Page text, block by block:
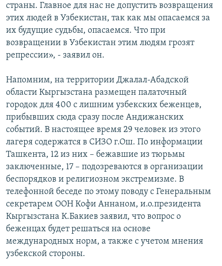
страны. Главное для нас не допустить возвращения
этих людей в Узбекистан, так как мы опасаемся за
их будущие судьбы, опасаемся. Что при
возвращении в Узбекистан этим людям грозят
репрессии», - заявил он.
Напомним, на территории Джалал-Абадской
области Кыргызстана размещен палаточный
городок для 400 с лишним узбекских беженцев,
прибывших сюда сразу после Андижанских
событий. В настоящее время 29 человек из этого
лагеря содержатся в СИЗО г.Ош. По информации
Ташкента, 12 из них – бежавшие из тюрьмы
заключенные, 17 – подозреваются в организации
беспорядков и религиозном экстремизме. В
телефонной беседе по этому поводу с Генеральным
секретарем ООН Кофи Аннаном, и.о.президента
Кыргызстана К.Бакиев заявил, что вопрос о
беженцах будет решаться на основе
международных норм, а также с учетом мнения
узбекской стороны.